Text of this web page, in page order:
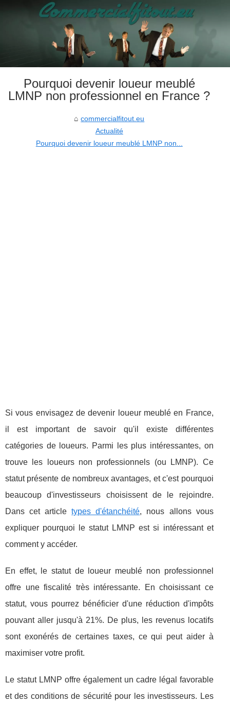
Pourquoi devenir loueur meublé
LMNP non professionnel en France ?
commercialfitout.eu
Actualité
Pourquoi devenir loueur meublé LMNP non...
Si vous envisagez de devenir loueur meublé en France,
il est important de savoir qu'il existe différentes
catégories de loueurs. Parmi les plus intéressantes, on
trouve les loueurs non professionnels (ou LMNP). Ce
statut présente de nombreux avantages, et c'est pourquoi
beaucoup d'investisseurs choisissent de le rejoindre.
Dans cet articletypes d'étanchéité, nous allons vous
expliquer pourquoi le statut LMNP est si intéressant et
comment y accéder.
En effet, le statut de loueur meublé non professionnel
offre une fiscalité très intéressante. En choisissant ce
statut, vous pourrez bénéficier d'une réduction d'impôts
pouvant aller jusqu'à 21%. De plus, les revenus locatifs
sont exonérés de certaines taxes, ce qui peut aider à
maximiser votre profit.
Le statut LMNP offre également un cadre légal favorable
et des conditions de sécurité pour les investisseurs. Les